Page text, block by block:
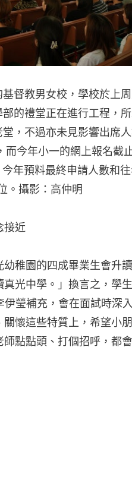
督教男女校，學校於上
的禮堂正在進行工程，
，不過亦未見影響出席
今年小一的網上報名截
年預料最終申請人數和
。攝影：高仲明
接近
稚園的四成畢業生會升
光中學。」換言之，學
瑩補充，會在面試時深
懷這些特質上，希望小
點點頭、打個招呼，都